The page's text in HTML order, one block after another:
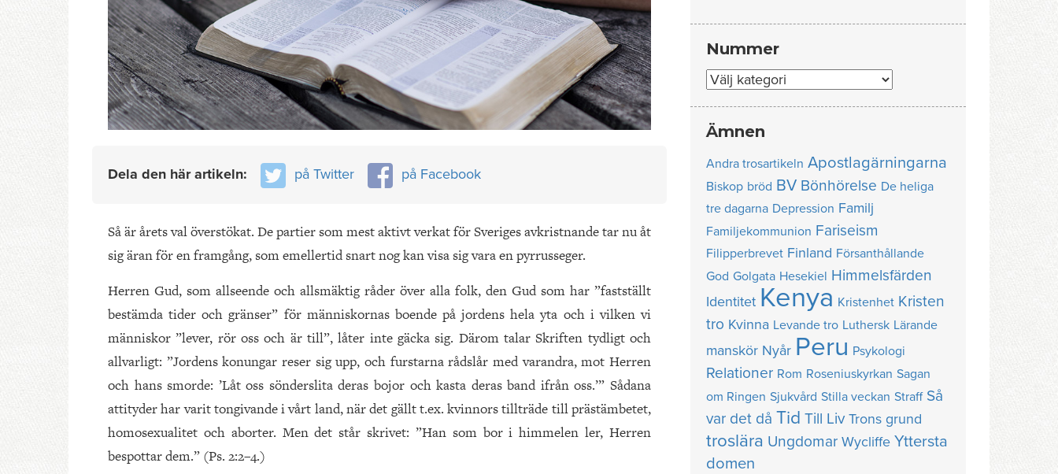
Dela den här artikeln: på Twitter på Facebook
Så är årets val överstökat. De partier som mest aktivt verkat för Sveriges avkristnande tar nu åt
sig äran för en framgång, som emellertid snart nog kan visa sig vara en pyrrusseger.
Herren Gud, som allseende och allsmäktig råder över alla folk, den Gud som har ”fastställt
bestämda tider och gränser” för människornas boende på jordens hela yta och i vilken vi
människor ”lever, rör oss och är till”, låter inte gäcka sig. Därom talar Skriften tydligt och
allvarligt: ”Jordens konungar reser sig upp, och furstarna rådslår med varandra, mot Herren
och hans smorde: ’Låt oss sönderslita deras bojor och kasta deras band ifrån oss.’” Sådana
attityder har varit tongivande i vårt land, när det gällt t.ex. kvinnors tillträde till prästämbetet,
homosexualitet och aborter. Men det står skrivet: ”Han som bor i himmelen ler, Herren
bespottar dem.” (Ps. 2:2–4.)
Nummer
Nummer
Ämnen
Andra trosartikeln Apostlagärningarna
Biskop bröd BV Bönhörelse De heliga
tre dagarna Depression Familj
Familjekommunion Fariseism
Filipperbrevet Finland Försanthållande
God Golgata Hesekiel Himmelsfärden
Identitet Kenya Kristenhet Kristen
tro Kvinna Levande tro Luthersk Lärande
manskör Nyår Peru Psykologi
Relationer Rom Roseniuskyrkan Sagan
om Ringen Sjukvård Stilla veckan Straff Så
var det då Tid Till Liv Trons grund
troslära Ungdomar Wycliffe Yttersta
domen